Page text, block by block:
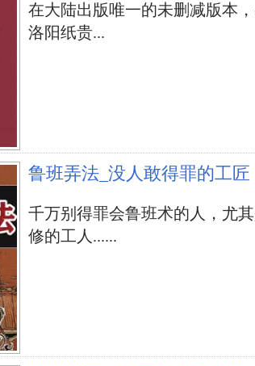
在大陆出版唯一的未删减版本
洛阳纸贵...
鲁班弄法_没人敢得罪的工匠
千万别得罪会鲁班术的人，尤
修的工人......